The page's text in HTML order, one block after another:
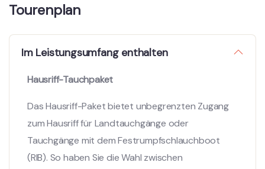
Tourenplan
Im Leistungsumfang enthalten
Hausriff-Tauchpaket
Das Hausriff-Paket bietet unbegrenzten Zugang
zum Hausriff für Landtauchgänge oder
Tauchgänge mit dem Festrumpfschlauchboot
(RIB). So haben Sie die Wahl zwischen